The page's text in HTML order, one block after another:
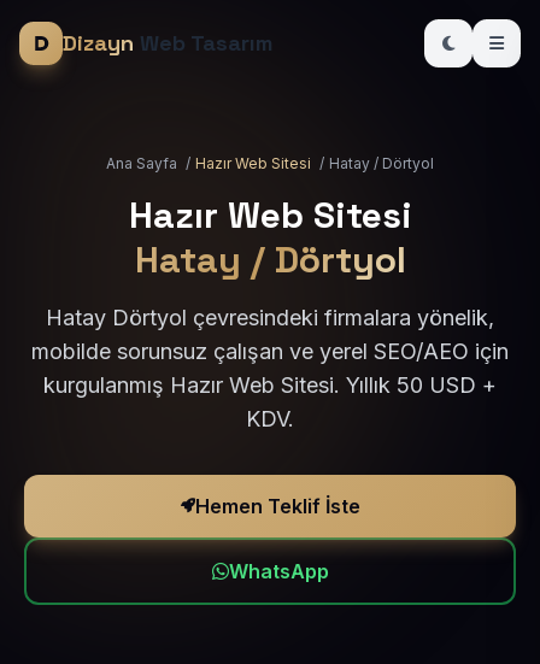
Dizayn Web Tasarım
Ana Sayfa / Hazır Web Sitesi / Hatay / Dörtyol
Hazır Web Sitesi
Hatay / Dörtyol
Hatay Dörtyol çevresindeki firmalara yönelik,
mobilde sorunsuz çalışan ve yerel SEO/AEO için
kurgulanmış Hazır Web Sitesi. Yıllık 50 USD +
KDV.
Hemen Teklif İste
WhatsApp